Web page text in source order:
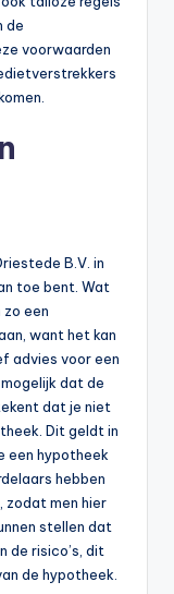
de
voorwaarden
B.V. in
toe bent. Wat
zo een
want het kan
advies voor een
dat de
dat je niet
Dit geldt in
een hypotheek
hebben
zodat men hier
stellen dat
de risico’s, dit
de hypotheek.